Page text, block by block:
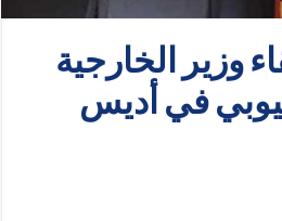
وزير الخارجية
في أديس